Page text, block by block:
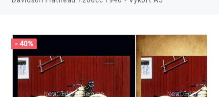
- 40%